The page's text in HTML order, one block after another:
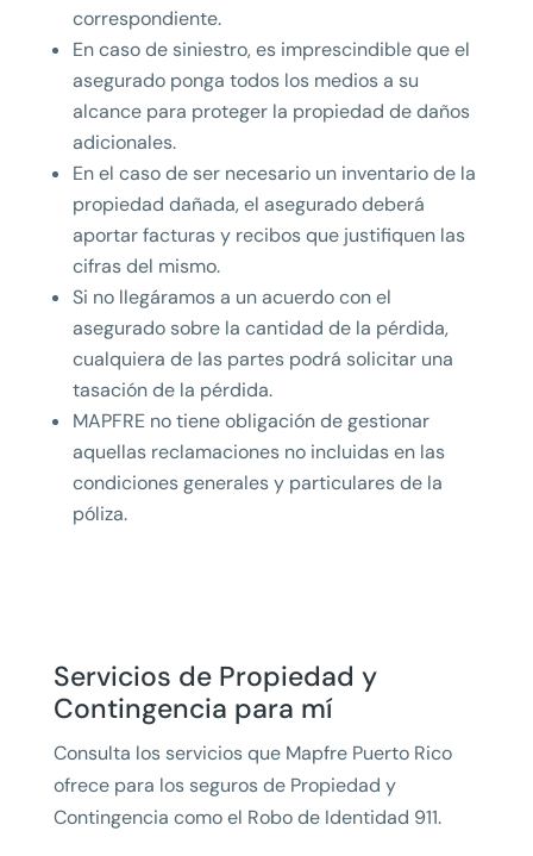
correspondiente.
En caso de siniestro, es imprescindible que el
asegurado ponga todos los medios a su
alcance para proteger la propiedad de daños
adicionales.
En el caso de ser necesario un inventario de la
propiedad dañada, el asegurado deberá
aportar facturas y recibos que justifiquen las
cifras del mismo.
Si no llegáramos a un acuerdo con el
asegurado sobre la cantidad de la pérdida,
cualquiera de las partes podrá solicitar una
tasación de la pérdida.
MAPFRE no tiene obligación de gestionar
aquellas reclamaciones no incluidas en las
condiciones generales y particulares de la
póliza.
Servicios de Propiedad y
Contingencia para mí
Consulta los servicios que Mapfre Puerto Rico
ofrece para los seguros de Propiedad y
Contingencia como el Robo de Identidad 911.